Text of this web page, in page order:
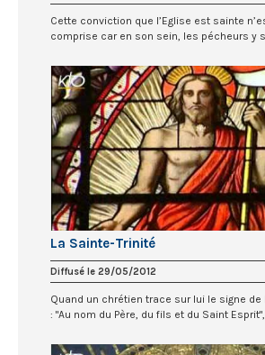
Cette conviction que l’Eglise est sainte
comprise car en son sein, les pécheurs y
La Sainte-Trinité
Diffusé le 29/05/2012
Quand un chrétien trace sur lui le signe
: "Au nom du Père, du fils et du Saint Esprit",